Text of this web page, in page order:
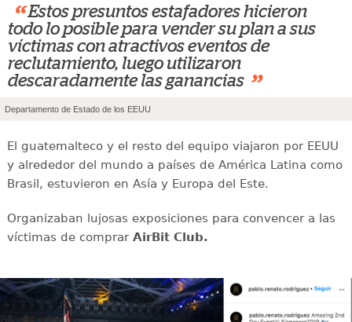
“ Estos presuntos estafadores hicieron
todo lo posible para vender su plan a sus
víctimas con atractivos eventos de
reclutamiento, luego utilizaron
descaradamente las ganancias ”
Departamento de Estado de los EEUU
El guatemalteco y el resto del equipo viajaron por EEUU
y alrededor del mundo a países de América Latina como
Brasil, estuvieron en Asía y Europa del Este.
Organizaban lujosas exposiciones para convencer a las
víctimas de comprarAirBit Club.